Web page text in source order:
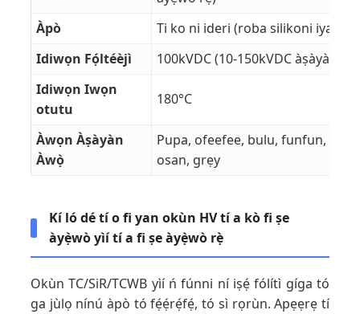
Àpò
Ti ko ni ideri (roba silikoni iyan)
Idiwọn Fọ́ltéèjì
100kVDC (10-150kVDC àṣàyàn)
Idiwọn Iwọn
otutu
180°C
Àwọn Àṣàyàn
Àwọ̀
Pupa, ofeefee, bulu, funfun,
osan, grẹy
Kí ló dé tí o fi yan okùn HV tí a kò fi ṣe
àyẹ̀wò yìí tí a fi ṣe àyẹ̀wò rẹ̀
Okùn TC/SiR/TCWB yìí ń fúnni ní iṣẹ́ fólítì gíga tó
ga jùlọ nínú àpò tó fẹ́ẹ́rẹ́fẹ́, tó sì rọrùn. Apẹẹrẹ tí